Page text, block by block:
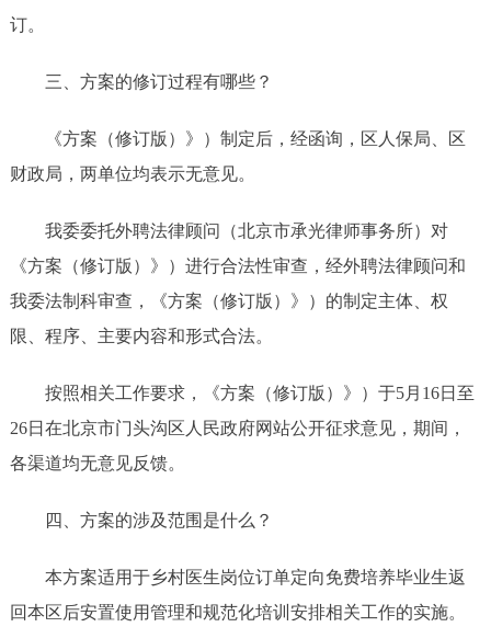
订。
三、 方案的修订过程有哪些？
《方案（修订版）》）制定后， 经函询 ， 区人保局、区
财政局，两单位均表示无意见。
我委委托外聘法律顾问（北京市承光律师事务所）对
《方案（修订版）》）进行合法性审查，经外聘法律顾问和
我委法制科审查，《方案（修订版）》）的制定主体、权
限、程序、主要内容和形式合法。
按照相关工作要求，《方案（修订版）》）于5月16日至
26日在北京市门头沟区人民政府网站公开征求意见，期间，
各渠道均无意见反馈。
四、 方案的涉及范围是什么？
本方案适用于乡村医生岗位订单定向免费培养毕业生返
回本区后安置使用管理和规范化培训安排相关工作的实施。